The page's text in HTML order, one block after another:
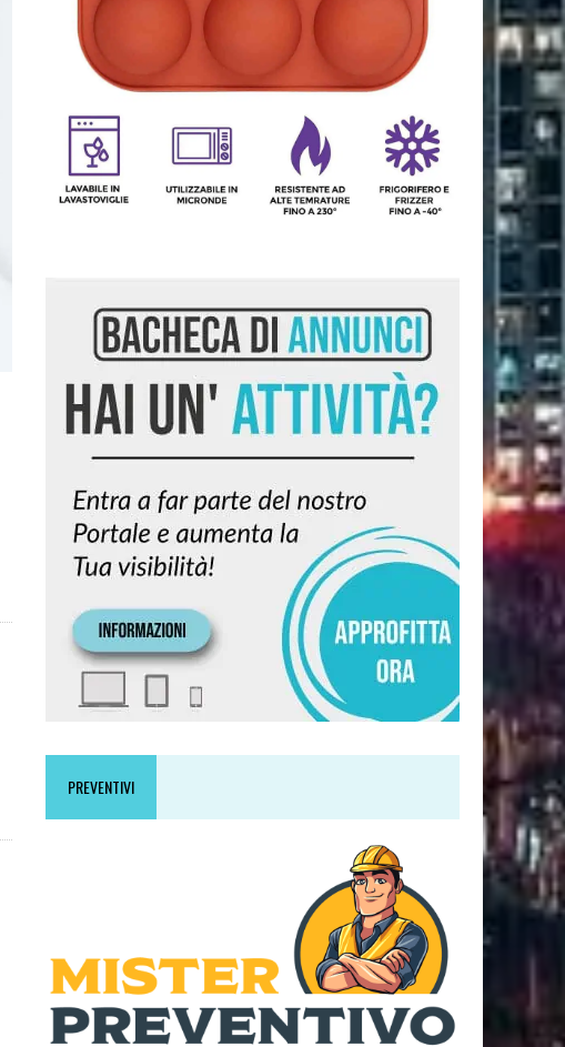
PREVENTIVI